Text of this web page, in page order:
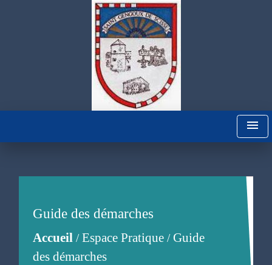
menu
Guide des démarches
Accueil/Espace Pratique/Guide
des démarches